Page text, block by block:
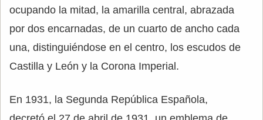
ocupando la mitad, la amarilla central, abrazada
por dos encarnadas, de un cuarto de ancho cada
una, distinguiéndose en el centro, los escudos de
Castilla y León y la Corona Imperial.
En 1931, la Segunda República Española,